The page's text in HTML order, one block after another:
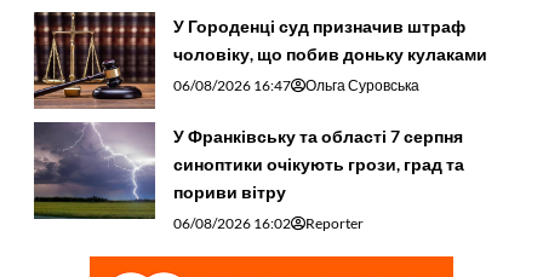
У Городенці суд призначив штраф
чоловіку, що побив доньку кулаками
06/08/2026 16:47 Ольга Суровська
У Франківську та області 7 серпня
синоптики очікують грози, град та
пориви вітру
06/08/2026 16:02 Reporter